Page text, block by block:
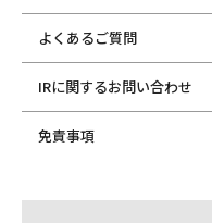
よくあるご質問
IRに関するお問い合わせ
免責事項